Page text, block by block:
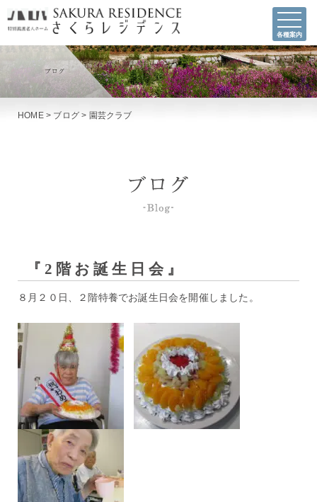
各種案内
HOME> ブログ > 園芸クラブ
『2階お誕生日会』
８月２０日、２階特養でお誕生日会を開催しました。